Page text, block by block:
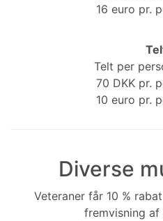
16 euro pr.
Telt per
70 DKK pr.
10 euro pr.
Diverse
Veteraner får 10 %
fremvisning